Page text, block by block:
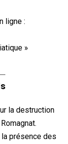
ligne :
»
la destruction
présence des